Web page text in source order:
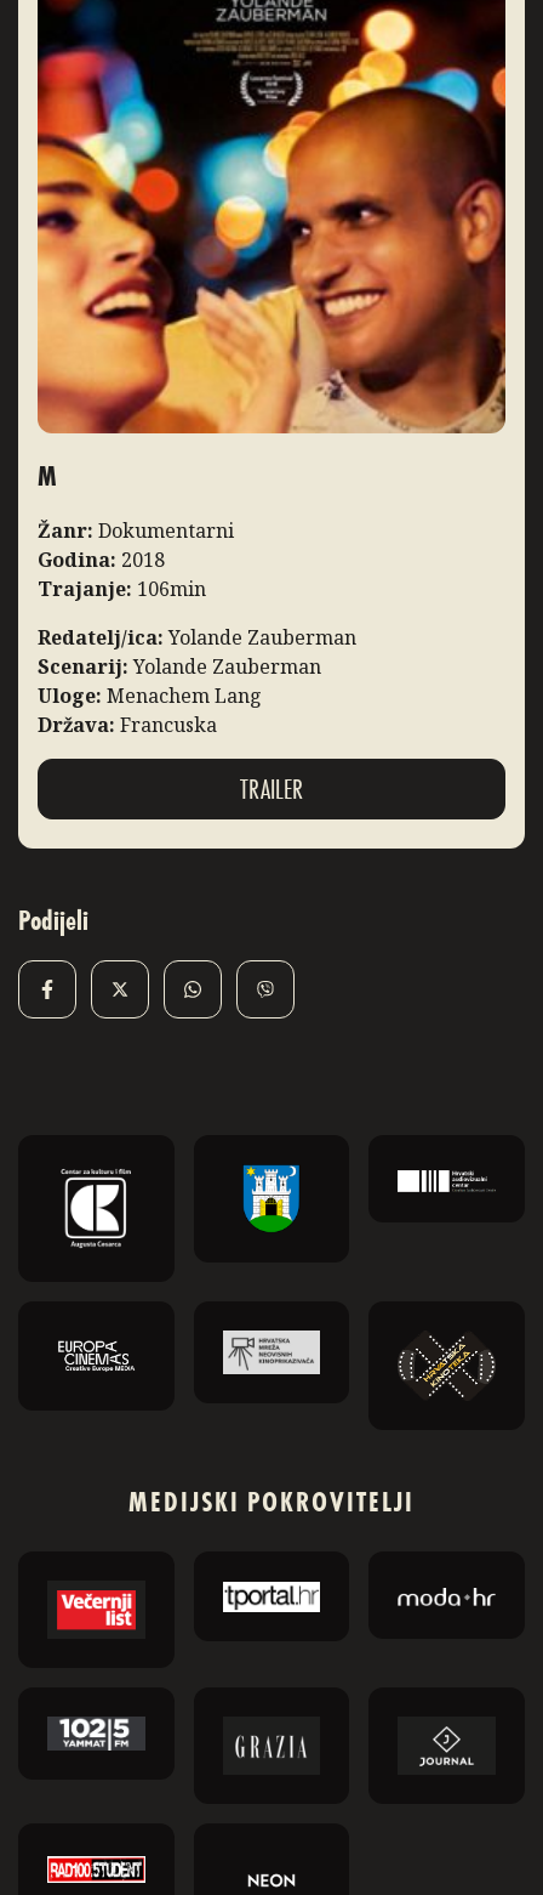
M
Žanr: Dokumentarni
Godina: 2018
Trajanje: 106min
Redatelj/ica:Yolande Zauberman
Scenarij:Yolande Zauberman
Uloge: Menachem Lang
Država: Francuska
TRAILER
Podijeli
MEDIJSKI POKROVITELJI